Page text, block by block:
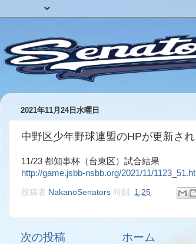
2021年11月24日水曜日
中野区少年野球連盟のHPが更新さ
11/23 都知事杯（台東区）試合結果
http://game.jsbb-nsbb.org/2021/11/
投稿者 NakanoSenators 時刻: 1:25
次の投稿 ホーム